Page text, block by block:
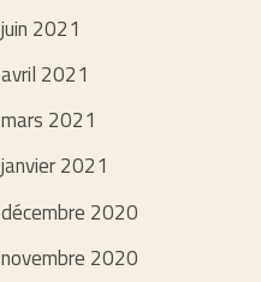
juin 2021
avril 2021
mars 2021
janvier 2021
décembre 2020
novembre 2020